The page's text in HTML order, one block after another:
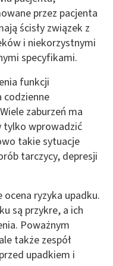
przez pacjenta
ścisły związek z
i niekorzystnymi
specyfikami.
funkcji
codzienne
zaburzeń ma
tylko wprowadzić
takie sytuacje
tarczycy, depresji
ryzyka upadku.
są przykre, a ich
Poważnym
także zespół
upadkiem i